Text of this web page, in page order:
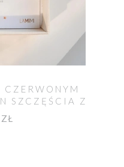
CZERWONYM
SZCZĘŚCIA Z